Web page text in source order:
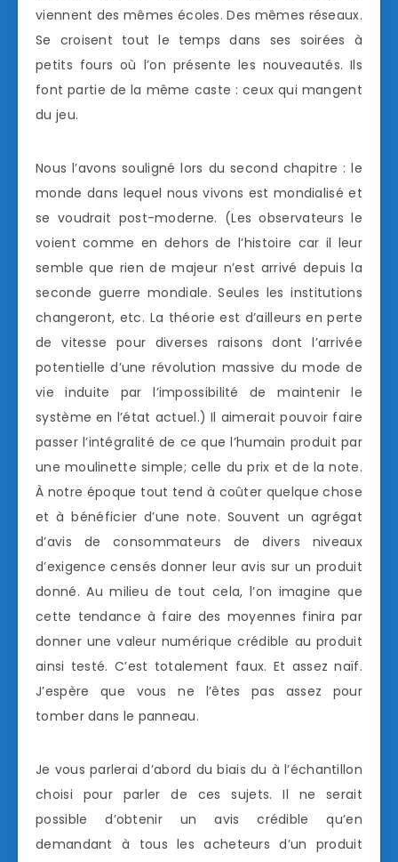
viennent des mêmes écoles. Des mêmes réseaux.
Se croisent tout le temps dans ses soirées à
petits fours où l’on présente les nouveautés. Ils
font partie de la même caste : ceux qui mangent
du jeu.
Nous l’avons souligné lors du second chapitre : le
monde dans lequel nous vivons est mondialisé et
se voudrait post-moderne. (Les observateurs le
voient comme en dehors de l’histoire car il leur
semble que rien de majeur n’est arrivé depuis la
seconde guerre mondiale. Seules les institutions
changeront, etc. La théorie est d’ailleurs en perte
de vitesse pour diverses raisons dont l’arrivée
potentielle d’une révolution massive du mode de
vie induite par l’impossibilité de maintenir le
système en l’état actuel.) Il aimerait pouvoir faire
passer l’intégralité de ce que l’humain produit par
une moulinette simple; celle du prix et de la note.
À notre époque tout tend à coûter quelque chose
et à bénéficier d’une note. Souvent un agrégat
d’avis de consommateurs de divers niveaux
d’exigence censés donner leur avis sur un produit
donné. Au milieu de tout cela, l’on imagine que
cette tendance à faire des moyennes finira par
donner une valeur numérique crédible au produit
ainsi testé. C’est totalement faux. Et assez naïf.
J’espère que vous ne l’êtes pas assez pour
tomber dans le panneau.
Je vous parlerai d’abord du biais du à l’échantillon
choisi pour parler de ces sujets. Il ne serait
possible d’obtenir un avis crédible qu’en
demandant à tous les acheteurs d’un produit